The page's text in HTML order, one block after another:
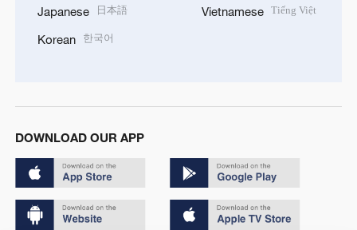
Japanese 日本語
Korean 한국어
Vietnamese Tiếng Việt
DOWNLOAD OUR APP